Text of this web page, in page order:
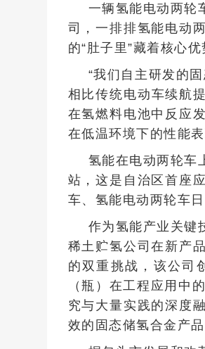
一辆氢能电动两轮
司，一排排氢能电动
的“肚子里”藏着核心优
“我们自主研发的
相比传统电动车续航
在氢燃料电池中反应
在低温环境下的性能
氢能在电动两轮车
站，这是自治区首座
车、氢能电动两轮车
作为氢能产业关键
稀土贮氢公司在新产
的双重挑战，该公司
（瓶）在工程应用中
究与大量实践的深度
效的固态储氢合金产品